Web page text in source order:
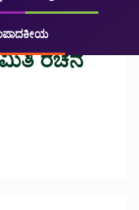
ವೆಬ್
ರಚನೆ